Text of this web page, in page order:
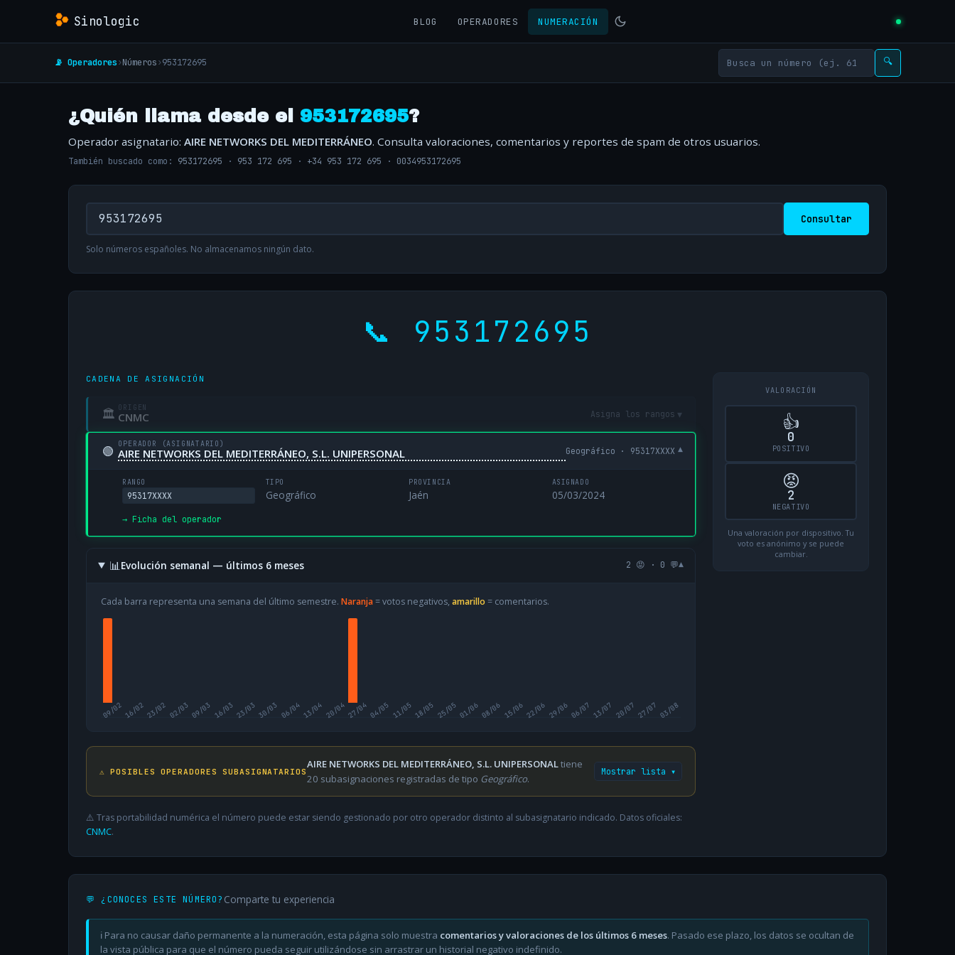
Sinologic BLOG OPERADORES NUMERACIÓN
📡 Operadores›Números›953172695 🔍
¿Quién llama desde el 953172695?
Operador asignatario: AIRE NETWORKS DEL MEDITERRÁNEO. Consulta valoraciones, comentarios y reportes de spam de otros usuarios.
También buscado como: 953172695 · 953 172 695 · +34 953 172 695 · 0034953172695
Consultar
Solo números españoles. No almacenamos ningún dato.
📞 953172695
CADENA DE ASIGNACIÓN
🏛 ORIGEN
CNMC Asigna los rangos ▾
🟢 OPERADOR (ASIGNATARIO)
AIRE NETWORKS DEL MEDITERRÁNEO, S.L. UNIPERSONAL Geográfico · 95317XXXX ▾
RANGO
95317XXXX
TIPO
Geográfico
PROVINCIA
Jaén
ASIGNADO
05/03/2024
→ Ficha del operador
📊Evolución semanal — últimos 6 meses 2 😡 · 0 💬▾
Cada barra representa una semana del último semestre. Naranja= votos negativos, amarillo = comentarios.
09/0216/0223/02 02/03 09/03 16/03 23/03 30/03 06/0413/04 20/0427/0404/05 11/0518/05 25/0501/0608/06 15/0622/06 29/0606/07 13/07 20/07 27/07 03/08
⚠️ POSIBLES OPERADORES SUBASIGNATARIOS
AIRE NETWORKS DEL MEDITERRÁNEO, S.L. UNIPERSONALtiene
20 subasignaciones registradas de tipo Geográfico.
Mostrar lista ▾
⚠️ Tras portabilidad numérica el número puede estar siendo gestionado por otro operador distinto al subasignatario indicado. Datos oficiales:
CNMC.
VALORACIÓN
👍
0
POSITIVO
😡
2
NEGATIVO
Una valoración por dispositivo. Tu
voto es anónimo y se puede
cambiar.
💬 ¿CONOCES ESTE NÚMERO? Comparte tu experiencia
ℹ️ Para no causar daño permanente a la numeración, esta página solo muestra comentarios y valoraciones de los últimos 6 meses. Pasado ese plazo, los datos se ocultan de
la vista pública para que el número pueda seguir utilizándose sin arrastrar un historial negativo indefinido.